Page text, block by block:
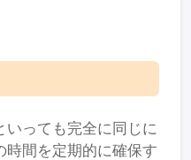
いっても完全に同じに
時間を定期的に確保す